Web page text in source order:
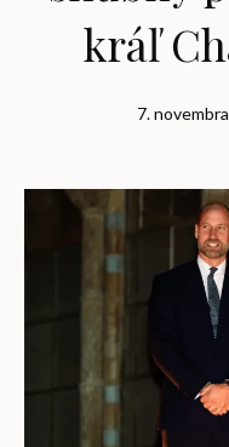
kráľ
7.